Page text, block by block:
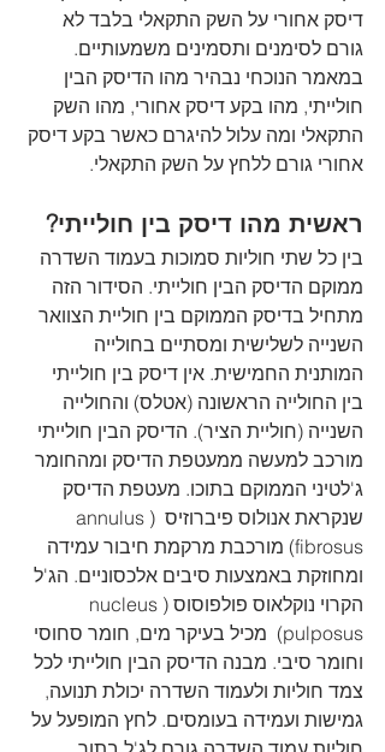
דיסק אחורי על השק התקאלי בלבד לא
גורם לסימנים ותסמינים משמעותיים.
במאמר הנוכחי נבהיר מהו הדיסק הבין
חולייתי, מהו בקע דיסק אחורי, מהו השק
התקאלי ומה עלול להיגרם כאשר בקע דיסק
אחורי גורם ללחץ על השק התקאלי.
ראשית מהו דיסק בין חולייתי?
בין כל שתי חוליות סמוכות בעמוד השדרה
ממוקם הדיסק הבין חולייתי. הסידור הזה
מתחיל בדיסק הממוקם בין חוליית הצוואר
השנייה לשלישית ומסתיים בחולייה
המותנית החמישית. אין דיסק בין חולייתי
בין החולייה הראשונה (אטלס) והחולייה
השנייה (חוליית הציר). הדיסק הבין חולייתי
מורכב למעשה ממעטפת הדיסק ומהחומר
ג'לטיני הממוקם בתוכו. מעטפת הדיסק
שנקראת אנולוס פיברוזיס  (annulus
fibrosus) מורכבת מרקמת חיבור עמידה
ומחוזקת באמצעות סיבים אלכסוניים. הג'ל
הקרוי נוקלאוס פולפוסוס (nucleus
pulposus)  מכיל בעיקר מים, חומר סחוסי
וחומר סיבי. מבנה הדיסק הבין חולייתי לכל
צמד חוליות ולעמוד השדרה יכולת תנועה,
גמישות ועמידה בעומסים. לחץ המופעל על